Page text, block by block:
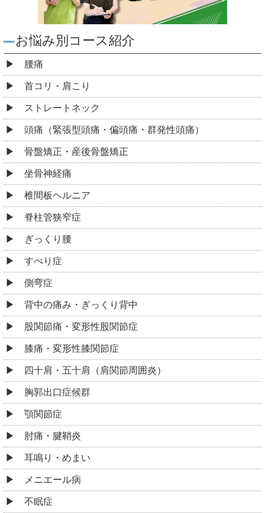
お悩み別コース紹介
腰痛
首コリ・肩こり
ストレートネック
頭痛（緊張型頭痛・偏頭痛・群発性頭痛）
骨盤矯正・産後骨盤矯正
坐骨神経痛
椎間板ヘルニア
脊柱管狭窄症
ぎっくり腰
すべり症
側弯症
背中の痛み・ぎっくり背中
股関節痛・変形性股関節症
膝痛・変形性膝関節症
四十肩・五十肩（肩関節周囲炎）
胸郭出口症候群
顎関節症
肘痛・腱鞘炎
耳鳴り・めまい
メニエール病
不眠症